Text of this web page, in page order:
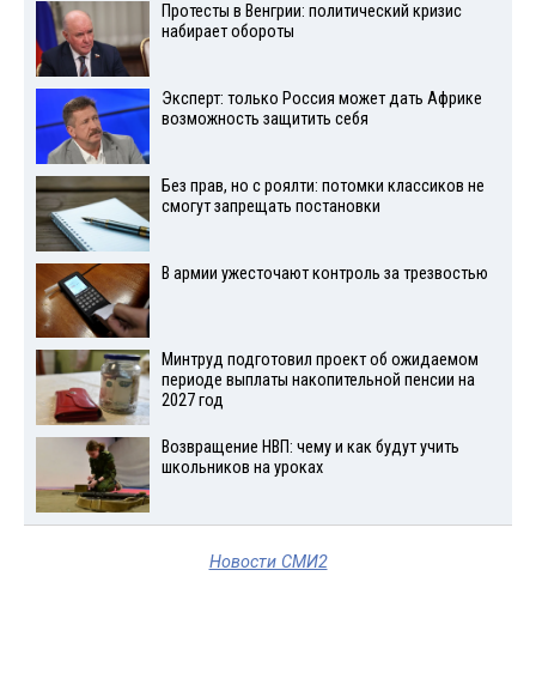
Протесты в Венгрии: политический кризис
набирает обороты
Эксперт: только Россия может дать Африке
возможность защитить себя
Без прав, но с роялти: потомки классиков не
смогут запрещать постановки
В армии ужесточают контроль за трезвостью
Минтруд подготовил проект об ожидаемом
периоде выплаты накопительной пенсии на
2027 год
Возвращение НВП: чему и как будут учить
школьников на уроках
Новости СМИ2